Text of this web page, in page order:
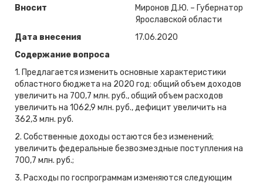
Вносит
Миронов Д.Ю. – Губернатор
Ярославской области
Дата внесения
17.06.2020
Содержание вопроса
1. Предлагается изменить основные характеристики
областного бюджета на 2020 год: общий объем доходов
увеличить на 700,7 млн. руб., общий объем расходов
увеличить на 1062,9 млн. руб., дефицит увеличить на
362,3 млн. руб.
2. Собственные доходы остаются без изменений;
увеличить федеральные безвозмездные поступления на
700,7 млн. руб.;
3. Расходы по госпрограммам изменяются следующим